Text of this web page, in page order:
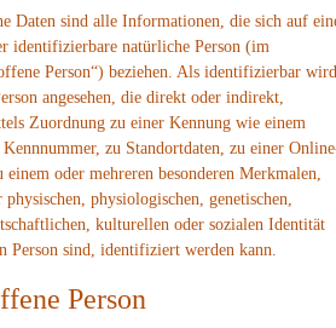
Daten sind alle Informationen, die sich auf
identifizierbare natürliche Person (im
Person“) beziehen. Als identifizierbar wird
angesehen, die direkt oder indirekt,
Zuordnung zu einer Kennung wie einem
zu Standortdaten, zu einer
einem oder mehreren besonderen Merkmalen,
physiologischen, genetischen,
kulturellen oder sozialen Identität
Person sind, identifiziert werden kann.
Person